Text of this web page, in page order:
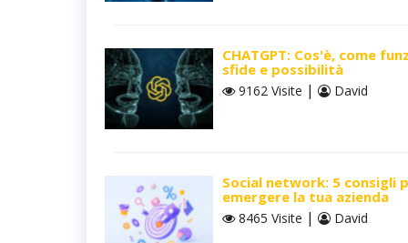
CHATGPT: Cos'è, come
sfide e possibilità
9162 Visite | David
Social network: 5 consigli
emergere la tua azienda
8465 Visite | David